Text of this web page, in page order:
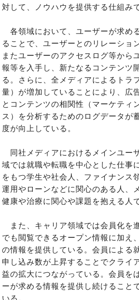
対して、ノウハウを提供する仕組み
各領域において、ユーザーが求め
ることで、ユーザーとのリレーショ
またユーザーのアクセスログ等から
報等を入手し、新たなるコンテンツ
る。さらに、全メディアによるトラ
量）が増加していることにより、広
とコンテンツの相関性（マーケティ
ス）を分析するためのログデータが
度が向上している。
同社メディアにおけるメインユー
域では就職や転職を中心とした仕事
をもつ学生や社会人、ファイナンス
運用やローンなどに関心のある人、
健康や治療に関心や課題を抱える人
また、キャリア領域では会員化を
でも閲覧できるオープン情報に加え
の情報を提供している。会員による
申し込み数が上昇することでクライ
益の拡大につながっている。会員を
ーが求める情報を提供し続けること